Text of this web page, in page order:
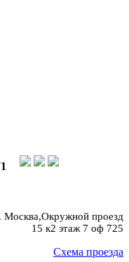
Москва,Окружной проезд
15 к2 этаж 7 оф 725
Схема проезда